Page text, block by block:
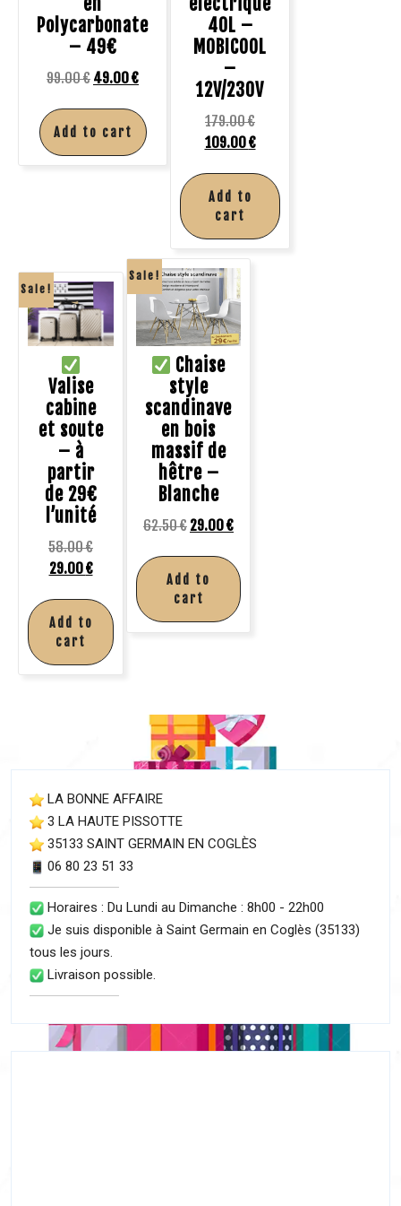
Polycarbonate
– 49€
99.00€ 49.00€
Add to cart
40L –
MOBICOOL
–
12V/230V
179.00€
109.00€
Add to
cart
Sale!
Valise
cabine
et soute
– à
partir
de 29€
l’unité
58.00€
29.00€
Add to
cart
Sale!
Chaise
style
scandinave
en bois
massif de
hêtre –
Blanche
62.50€ 29.00€
Add to
cart
LA BONNE AFFAIRE
3 LA HAUTE PISSOTTE
35133 SAINT GERMAIN EN COGLÈS
06 80 23 51 33
Horaires : Du Lundi au Dimanche : 8h00 - 22h00
Je suis disponible à Saint Germain en Coglès (35133)
tous les jours.
Livraison possible.